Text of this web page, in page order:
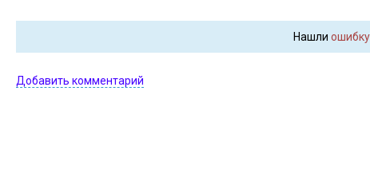
Нашли ошибку
Добавить комментарий